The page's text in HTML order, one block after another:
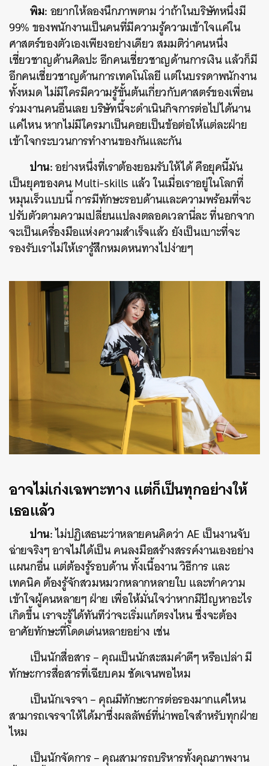
พิม:อยากให้ลองนึกภาพตาม ว่าถ้าในบริษัทหนึ่งมี
99% ของพนักงานเป็นคนที่มีความรู้ความเข้าใจแค่ใน
ศาสตร์ของตัวเองเพียงอย่างเดียว สมมติว่าคนหนึ่ง
เชี่ยวชาญด้านศิลปะ อีกคนเชี่ยวชาญด้านการเงิน แล้วก็มี
อีกคนเชี่ยวชาญด้านการเทคโนโลยี แต่ในบรรดาพนักงาน
ทั้งหมด ไม่มีใครมีความรู้ขั้นต้นเกี่ยวกับศาสตร์ของเพื่อน
ร่วมงานคนอื่นเลย บริษัทนี้จะดำเนินกิจการต่อไปได้นาน
แค่ไหน หากไม่มีใครมาเป็นคอยเป็นข้อต่อให้แต่ละฝ่าย
เข้าใจกระบวนการทำงานของกันและกัน
ปาน:อย่างหนึ่งที่เราต้องยอมรับให้ได้ คือยุคนี้มัน
เป็นยุคของคน Multi-skills แล้ว ในเมื่อเราอยู่ในโลกที่
หมุนเร็วแบบนี้ การมีทักษะรอบด้านและความพร้อมที่จะ
ปรับตัวตามความเปลี่ยนแปลงตลอดเวลานี่ละ ที่นอกจาก
จะเป็นเครื่องมือแห่งความสำเร็จแล้ว ยังเป็นเบาะที่จะ
รองรับเราไม่ให้เรารู้สึกหมดหนทางไปง่ายๆ
อาจไม่เก่งเฉพาะทาง แต่ก็เป็นทุกอย่างให้
เธอแล้ว
ปาน:ไม่ปฏิเสธนะว่าหลายคนคิดว่า AE เป็นงานจับ
ฉ่ายจริงๆ อาจไม่ได้เป็น คนลงมือสร้างสรรค์งานเองอย่าง
แผนกอื่น แต่ต้องรู้รอบด้าน ทั้งเนื้องาน วิธีการ และ
เทคนิค ต้องรู้จักสวมหมวกหลากหลายใบ และทำความ
เข้าใจผู้คนหลายๆ ฝ่าย เพื่อให้มั่นใจว่าหากมีปัญหาอะไร
เกิดขึ้น เราจะรู้ได้ทันทีว่าจะเริ่มแก้ตรงไหน ซึ่งจะต้อง
อาศัยทักษะที่โดดเด่นหลายอย่าง เช่น
เป็นนักสื่อสาร – คุณเป็นนักสะสมคำดีๆ หรือเปล่า มี
ทักษะการสื่อสารที่เฉียบคม ชัดเจนพอไหม
เป็นนักเจรจา – คุณมีทักษะการต่อรองมากแค่ไหน
สามารถเจรจาให้ได้มาซึ่งผลลัพธ์ที่น่าพอใจสำหรับทุกฝ่าย
ไหม
เป็นนักจัดการ – คุณสามารถบริหารทั้งคุณภาพงาน